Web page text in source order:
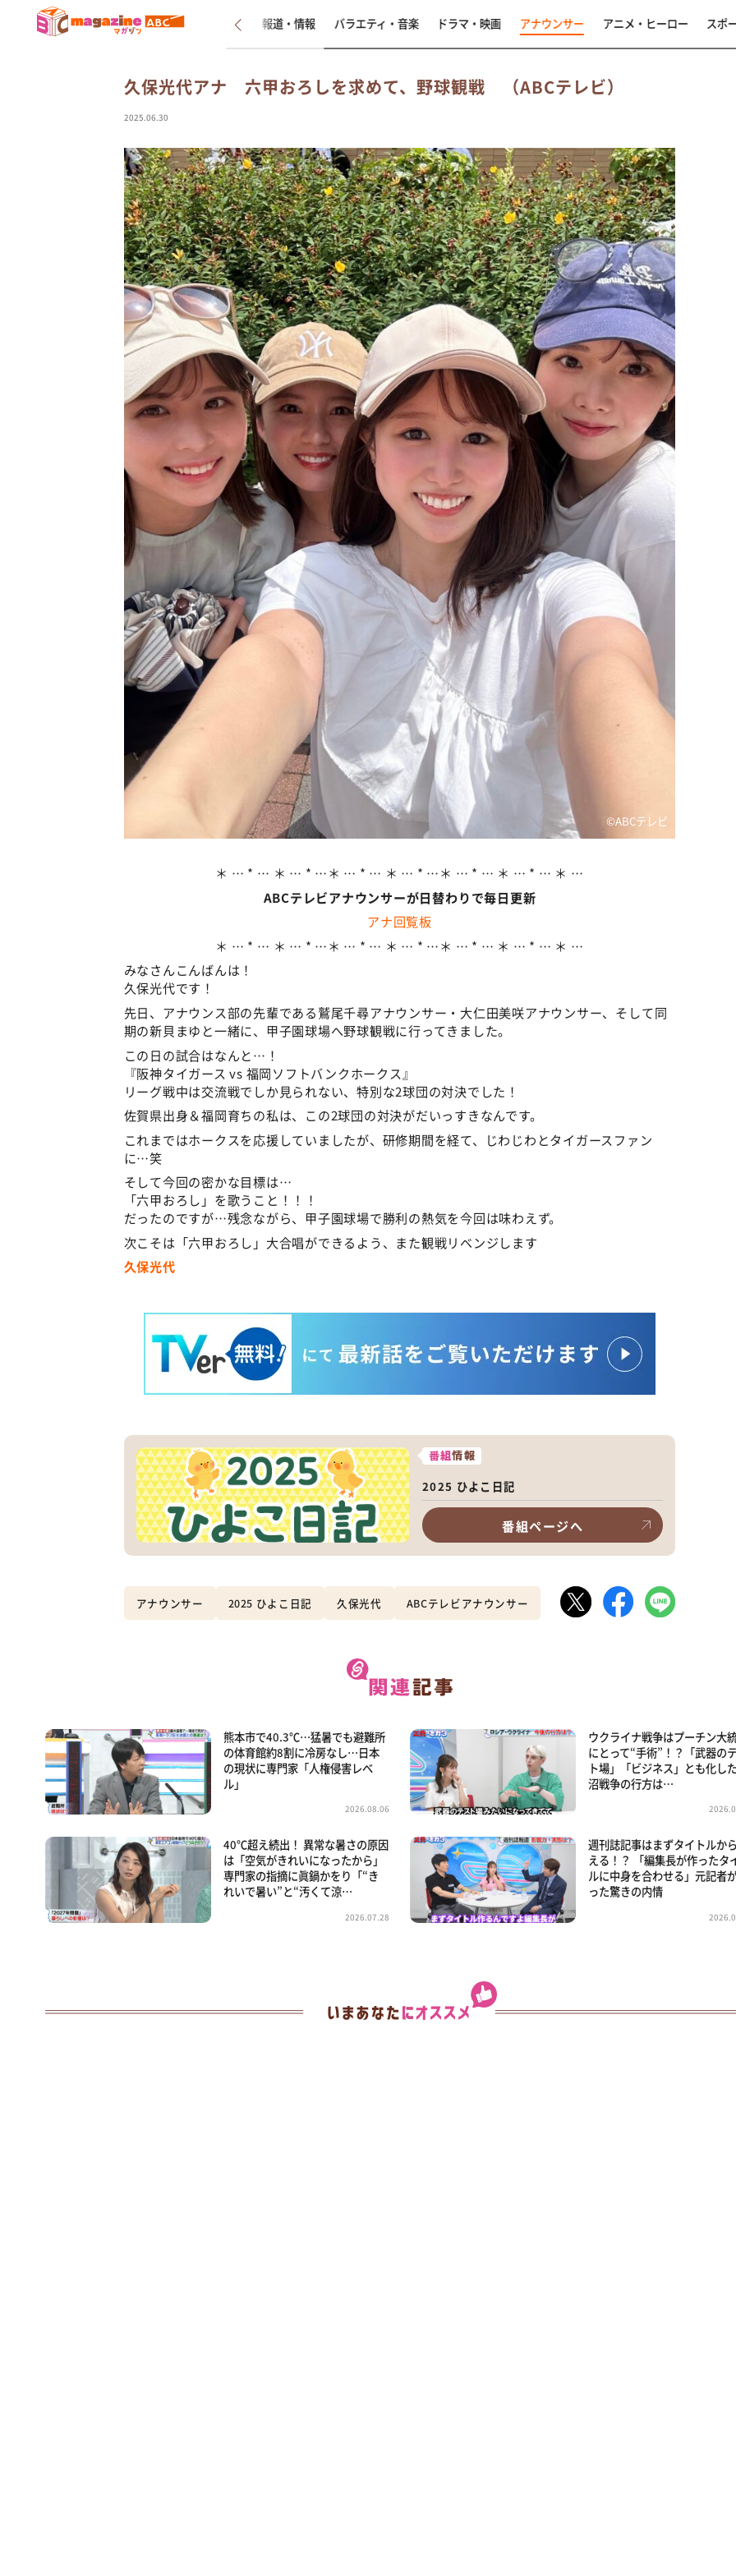
新着 インタビュー 報道・情報 バラエティ・音楽 ドラマ・映画 アナウンサー アニメ・ヒーロー スポ
久保光代アナ 六甲おろしを求めて、野球観戦 （ABCテレビ）
2025.06.30
©ABCテレビ
＊ … * … ＊ … * …＊ … * … ＊ … * …＊ … * … ＊ … * … ＊ …
ABCテレビアナウンサーが日替わりで毎日更新
アナ回覧板
＊ … * … ＊ … * …＊ … * … ＊ … * …＊ … * … ＊ … * … ＊ …
みなさんこんばんは！
久保光代です！
先日、アナウンス部の先輩である鷲尾千尋アナウンサー・大仁田美咲アナウンサー、そして同
期の新貝まゆと一緒に、甲子園球場へ野球観戦に行ってきました。
この日の試合はなんと…！
『阪神タイガース vs 福岡ソフトバンクホークス』
リーグ戦中は交流戦でしか見られない、特別な2球団の対決でした！
佐賀県出身＆福岡育ちの私は、この2球団の対決がだいっすきなんです。
これまではホークスを応援していましたが、研修期間を経て、じわじわとタイガースファン
に…笑
そして今回の密かな目標は…
「六甲おろし」を歌うこと！！！
だったのですが…残念ながら、甲子園球場で勝利の熱気を今回は味わえず。
次こそは「六甲おろし」大合唱ができるよう、また観戦リベンジします
久保光代
番組情報
2025 ひよこ日記
番組ページへ
アナウンサー 2025 ひよこ日記 久保光代 ABCテレビアナウンサー
熊本市で40.3℃…猛暑でも避難所
の体育館約8割に冷房なし…日本
の現状に専門家「人権侵害レベ
ル」
2026.08.06
ウクライナ戦争はプーチン大
にとって“手術”！？「武器の
ト場」「ビジネス」とも化し
沼戦争の行方は…
40℃超え続出！ 異常な暑さの原因
は「空気がきれいになったから」
専門家の指摘に眞鍋かをり「“き
れいで暑い”と“汚くて涼…
2026.07.28
週刊誌記事はまずタイトルか
える！？ 「編集長が作ったタ
ルに中身を合わせる」元記者
った驚きの内情